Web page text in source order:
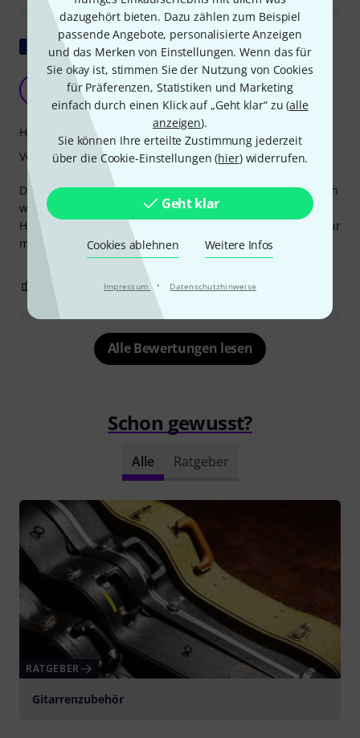
dazugehört bieten. Dazu zählen zum Beispiel
passende Angebote, personalisierte Anzeigen
und das Merken von Einstellungen. Wenn das für
Sie okay ist, stimmen Sie der Nutzung von Cookies
für Präferenzen, Statistiken und Marketing
einfach durch einen Klick auf „Geht klar“ zu (alle
anzeigen).
Sie können Ihre erteilte Zustimmung jederzeit
über die Cookie-Einstellungen (hier) widerrufen.
Geht klar
Cookies ablehnen Weitere Infos
Impressum · Datenschutzhinweise
Original zeigen
Gute Qualität, aber zu klein für einen Jazzbass
Mickaël35 09.01.2018
Die Hülle ist von guter Qualität, was die Nähte angeht, auch
wenn es keine besondere Verstärkung gibt, aber das
Hauptproblem ist, dass sie den Korpus eines Jazzbasses nur
mit Gewalt annimmt...
Handling
Verarbeitung
BEWERTUNG MELDEN
Alle Bewertungen lesen
Schon gewusst?
Alle Ratgeber
RATGEBER
Gitarrenzubehör